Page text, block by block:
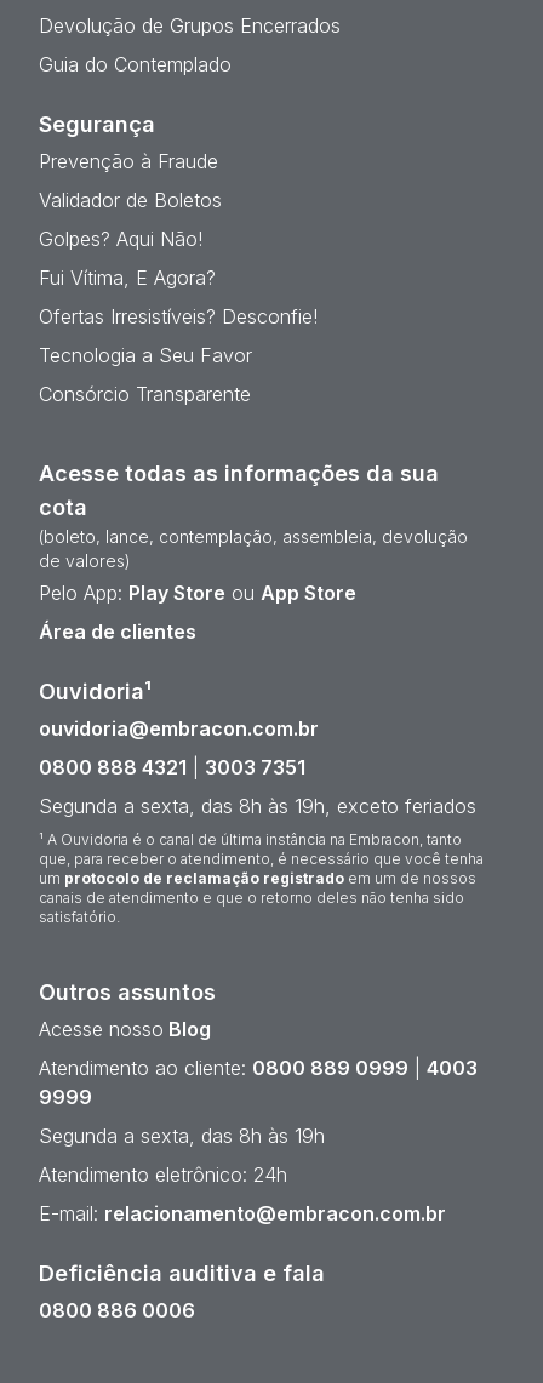
Devolução de Grupos Encerrados
Guia do Contemplado
Segurança
Prevenção à Fraude
Validador de Boletos
Golpes? Aqui Não!
Fui Vítima, E Agora?
Ofertas Irresistíveis? Desconfie!
Tecnologia a Seu Favor
Consórcio Transparente
Acesse todas as informações da sua
cota
(boleto, lance, contemplação, assembleia, devolução
de valores)
Pelo App: Play Store ou App Store
Área de clientes
Ouvidoria¹
ouvidoria@embracon.com.br
0800 888 4321
3003 7351
Segunda a sexta, das 8h às 19h, exceto feriados
¹ A Ouvidoria é o canal de última instância na Embracon, tanto
que, para receber o atendimento, é necessário que você tenha
um protocolo de reclamação registrado em um de nossos
canais de atendimento e que o retorno deles não tenha sido
satisfatório.
Outros assuntos
Acesse nosso Blog
Atendimento ao cliente: 0800 889 0999
4003
9999
Segunda a sexta, das 8h às 19h
Atendimento eletrônico: 24h
E-mail: relacionamento@embracon.com.br
Deficiência auditiva e fala
0800 886 0006